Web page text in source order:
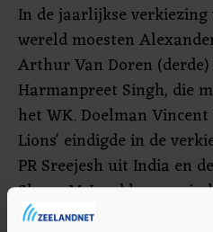
In de jaarlijkse
wereld moesten
Arthur Van Doren
Harmanpreet Singh, die
het WK. Doelman
Lions' eindigde in de
PR Sreejesh uit India en
Shane McLeod kreeg
Indiase collega Graham